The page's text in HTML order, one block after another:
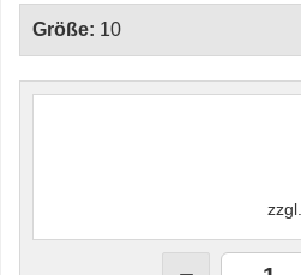
Größe: 10